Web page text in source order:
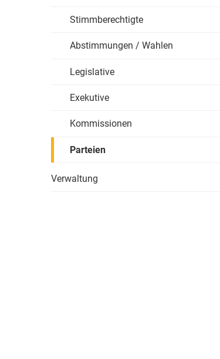
Stimmberechtigte
Abstimmungen / Wahlen
Legislative
Exekutive
Kommissionen
Parteien
Verwaltung